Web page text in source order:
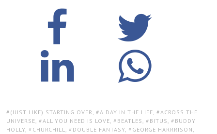
TAGS:
(JUST LIKE) STARTING OVER, A DAY IN THE LIFE, ACROSS THE
UNIVERSE, ALL YOU NEED IS LOVE, BEATLES , BITUS , BUDDY
HOLLY, CHURCHILL, DOUBLE FANTASY, GEORGE HARRRISON ,